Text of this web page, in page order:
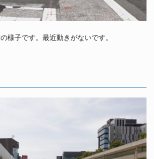
様子です。最近動きがないです。